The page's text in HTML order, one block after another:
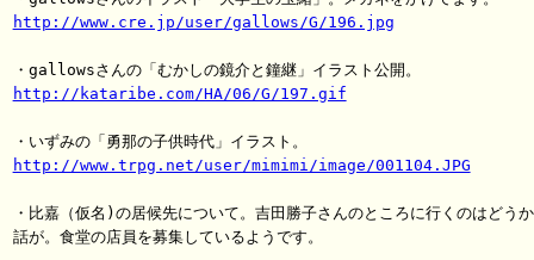
http://www.cre.jp/user/gallows/G/196.jpg
http://kataribe.com/HA/06/G/197.gif
http://www.trpg.net/user/mimimi/image/001104.JPG
・比嘉（仮名)の居候先について。吉田勝子さんのところに行くのはどう
話が。食堂の店員を募集しているようです。